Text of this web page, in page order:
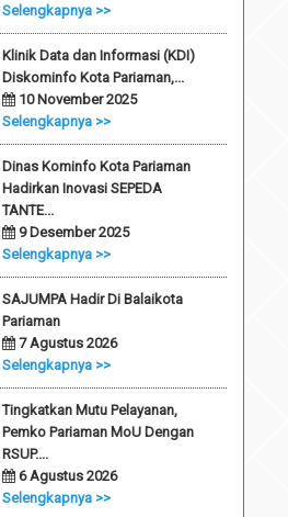
Selengkapnya >>
Klinik Data dan Informasi (KDI)
Diskominfo Kota Pariaman,...
10 November 2025
Selengkapnya >>
Dinas Kominfo Kota Pariaman
Hadirkan Inovasi SEPEDA
TANTE...
9 Desember 2025
Selengkapnya >>
SAJUMPA Hadir Di Balaikota
Pariaman
7 Agustus 2026
Selengkapnya >>
Tingkatkan Mutu Pelayanan,
Pemko Pariaman MoU Dengan
RSUP....
6 Agustus 2026
Selengkapnya >>